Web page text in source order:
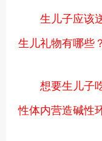
生儿子应该
生儿礼物有哪些？
想要生儿子吃
性体内营造碱性